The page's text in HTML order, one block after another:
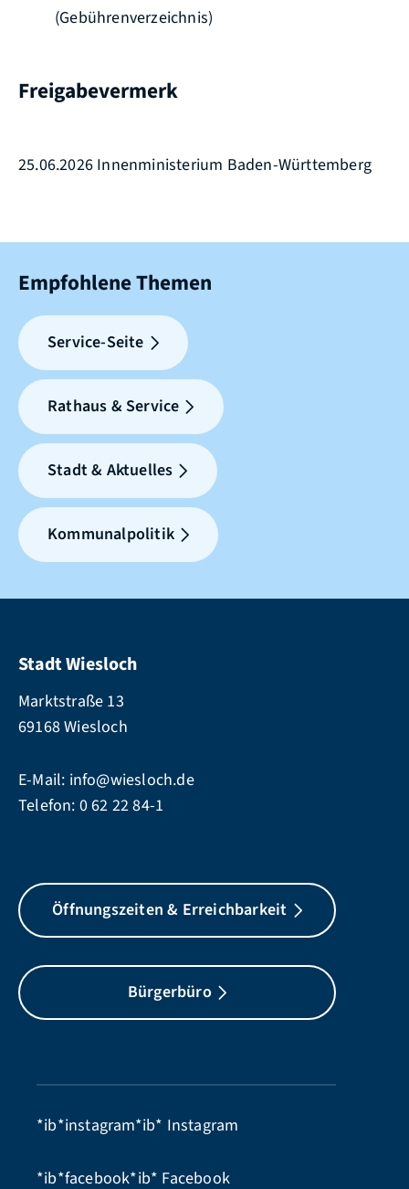
(Gebührenverzeichnis)
Freigabevermerk
25.06.2026 Innenministerium Baden-Württemberg
Empfohlene Themen
Service-Seite
Rathaus & Service
Stadt & Aktuelles
Kommunalpolitik
Stadt Wiesloch
Marktstraße 13
69168 Wiesloch
E-Mail: info@wiesloch.de
Telefon: 0 62 22 84-1
Öffnungszeiten & Erreichbarkeit
Bürgerbüro
*ib*instagram*ib* Instagram
*ib*facebook*ib* Facebook